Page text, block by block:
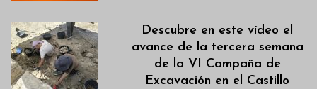
Descubre en este vídeo el
avance de la tercera semana
de la VI Campaña de
Excavación en el Castillo